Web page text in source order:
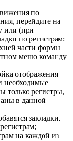
по
перейдите на
или (при
по регистрам:
части формы
меню команду
отображения
необходимые
только регистры,
в данной
закладки,
на каждой из